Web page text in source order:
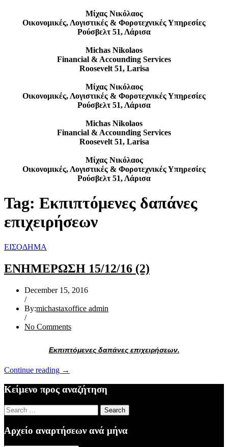
Μίχας Νικόλαος
Οικονομικές, Λογιστικές & Φοροτεχνικές Υπηρεσίες
Ρούσβελτ 51, Λάρισα
Michas Nikolaos
Financial & Accounding Services
Roosevelt 51, Larisa
Μίχας Νικόλαος
Οικονομικές, Λογιστικές & Φοροτεχνικές Υπηρεσίες
Ρούσβελτ 51, Λάρισα
Michas Nikolaos
Financial & Accounding Services
Roosevelt 51, Larisa
Μίχας Νικόλαος
Οικονομικές, Λογιστικές & Φοροτεχνικές Υπηρεσίες
Ρούσβελτ 51, Λάρισα
Tag: Εκπιπτόμενες δαπάνες
επιχειρήσεων
ΕΙΣΟΔΗΜΑ
ΕΝΗΜΕΡΩΣΗ 15/12/16 (2)
December 15, 2016
/
By:michastaxoffice admin
/
No Comments
Εκπιπτόμενες δαπάνες επιχειρήσεων.
Continue reading “ΕΝΗΜΕΡΩΣΗ
(2)”
→
Κείμενο προς αναζήτηση
Search
for:
Αρχείο αναρτήσεων ανά μήνα